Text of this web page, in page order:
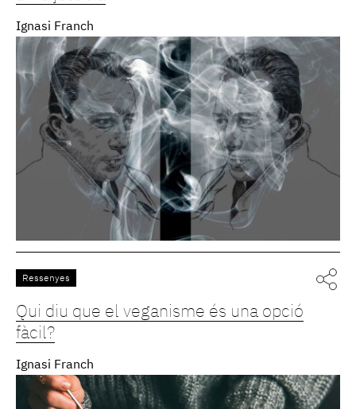
Ignasi Franch
Ressenyes
Qui diu que el veganisme és una opció
fàcil?
Ignasi Franch